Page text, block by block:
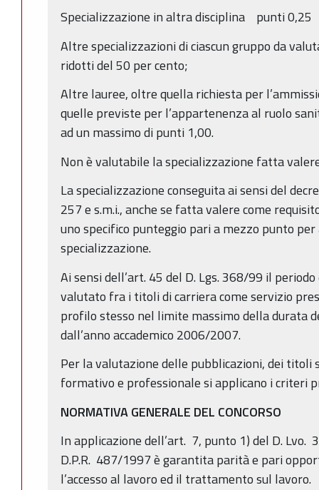
Specializzazione in altra disciplina punti 0,25
Altre specializzazioni di ciascun gruppo da
ridotti del 50 per cento;
Altre lauree, oltre quella richiesta per
quelle previste per l’appartenenza al ruolo
ad un massimo di punti 1,00.
Non è valutabile la specializzazione fatta
La specializzazione conseguita ai sensi del
257 e s.m.i., anche se fatta valere come
uno specifico punteggio pari a mezzo punto per
specializzazione.
Ai sensi dell’art. 45 del D. Lgs. 368/99 il
valutato fra i titoli di carriera come servizio
profilo stesso nel limite massimo della durata
dall’anno accademico 2006/2007.
Per la valutazione delle pubblicazioni, dei titoli
formativo e professionale si applicano i criteri
NORMATIVA GENERALE DEL CONCORSO
In applicazione dell’art. 7, punto 1) del D. Lvo.
D.P.R. 487/1997 è garantita parità e pari
l’accesso al lavoro ed il trattamento sul lavoro.